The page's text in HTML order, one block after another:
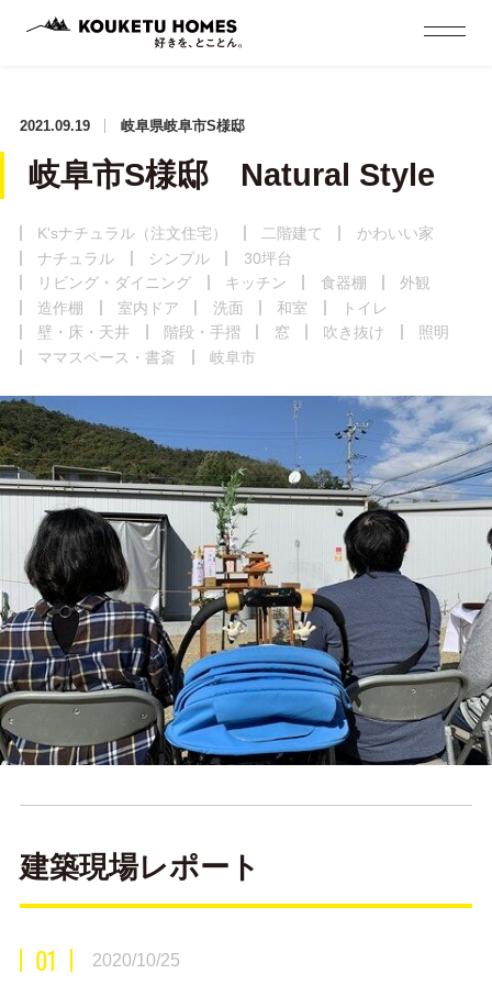
2021.09.19 岐阜県岐阜市S様邸
岐阜市S様邸 Natural Style
K'sナチュラル（注文住宅） 二階建て
かわいい家
ナチュラル
シンプル
30坪台
リビング・ダイニング
キッチン 食器棚
外観
造作棚
室内ドア 洗面 和室
トイレ
壁・床・天井
階段・手摺 窓 吹き抜け
照明
ママスペース・書斎
岐阜市
建築現場レポート
01 2020/10/25